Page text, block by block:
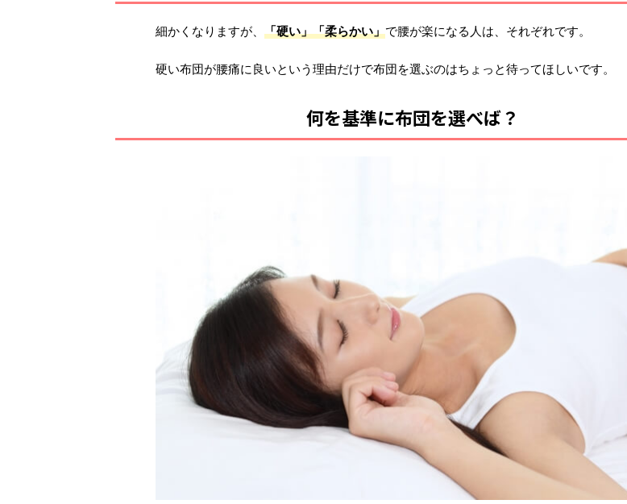
細かくなりますが、 「硬い」「柔らかい」で腰が楽になる人は、それぞれです。
硬い布団が腰痛に良いという理由だけで布団を選ぶのはちょっと待ってほしいです。
何を基準に布団を選べば？